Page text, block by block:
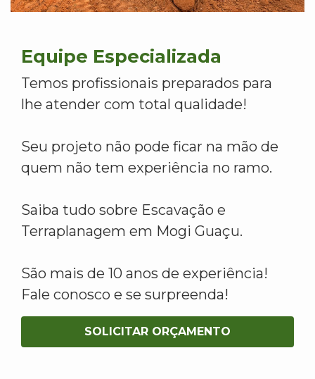
Equipe Especializada
Temos profissionais preparados para
lhe atender com total qualidade!
Seu projeto não pode ficar na mão de
quem não tem experiência no ramo.
Saiba tudo sobre Escavação e
Terraplanagem em Mogi Guaçu.
São mais de 10 anos de experiência!
Fale conosco e se surpreenda!
SOLICITAR ORÇAMENTO